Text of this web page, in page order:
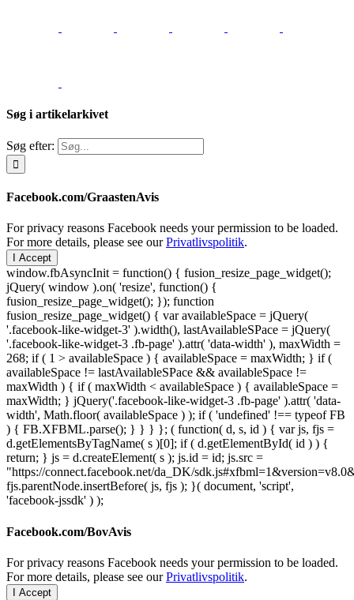
Søg i artikelarkivet
Søg efter:
Facebook.com/GraastenAvis
For privacy reasons Facebook needs your permission to be loaded.
For more details, please see ourPrivatlivspolitik.
I Accept
window.fbAsyncInit = function() { fusion_resize_page_widget();
jQuery( window ).on( 'resize', function() {
fusion_resize_page_widget(); }); function
fusion_resize_page_widget() { var availableSpace = jQuery(
'.facebook-like-widget-3' ).width(), lastAvailableSPace = jQuery(
'.facebook-like-widget-3 .fb-page' ).attr( 'data-width' ), maxWidth =
268; if ( 1 > availableSpace ) { availableSpace = maxWidth; } if (
availableSpace != lastAvailableSPace && availableSpace !=
maxWidth ) { if ( maxWidth < availableSpace ) { availableSpace =
maxWidth; } jQuery('.facebook-like-widget-3 .fb-page' ).attr( 'data-
width', Math.floor( availableSpace ) ); if ( 'undefined' !== typeof FB
) { FB.XFBML.parse(); } } } }; ( function( d, s, id ) { var js, fjs =
d.getElementsByTagName( s )[0]; if ( d.getElementById( id ) ) {
return; } js = d.createElement( s ); js.id = id; js.src =
"https://connect.facebook.net/da_DK/
fjs.parentNode.insertBefore( js, fjs ); }( document, 'script',
'facebook-jssdk' ) );
Facebook.com/BovAvis
For privacy reasons Facebook needs your permission to be loaded.
For more details, please see ourPrivatlivspolitik.
I Accept